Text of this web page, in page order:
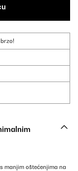
manjim oštećenjima na